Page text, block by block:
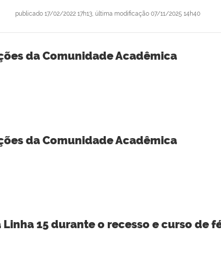
publicado 17/02/2022 17h13, última modificação 07/11/2025 14h40
da Comunidade Acadêmica
da Comunidade Acadêmica
15 durante o recesso e curso de